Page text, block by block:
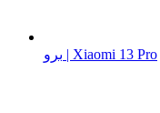
برو | Xiaomi 13 Pro